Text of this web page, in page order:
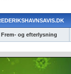
Frem- og efterlysning